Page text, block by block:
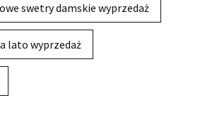
swetry damskie wyprzedaż
lato wyprzedaż